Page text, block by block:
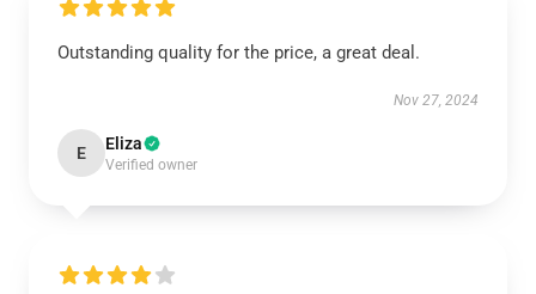
Outstanding quality for the price, a great deal.
Nov 27, 2024
E Eliza
Verified owner